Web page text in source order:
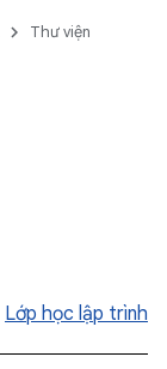
Thư viện
Lớp học lập trình